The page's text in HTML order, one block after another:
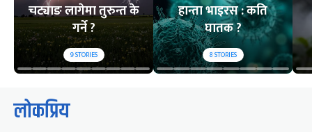
चट्याङ लागेमा तुरुन्त के
गर्ने ?
9STORIES
हान्ता भाइरस : कति
घातक ?
8STORIES
लोकप्रिय